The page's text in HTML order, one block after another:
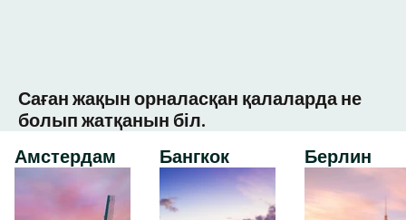
Саған жақын орналасқан қалаларда не
болып жатқанын біл.
Амстердам
Бангкок Берлин